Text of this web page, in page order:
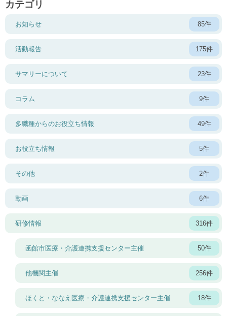
カテゴリ
お知らせ 85件
活動報告 175件
サマリーについて 23件
コラム 9件
多職種からのお役立ち情報 49件
お役立ち情報 5件
その他 2件
動画 6件
研修情報 316件
函館市医療・介護連携支援センター主催 50件
他機関主催 256件
ほくと・ななえ医療・介護連携支援センター主催 18件